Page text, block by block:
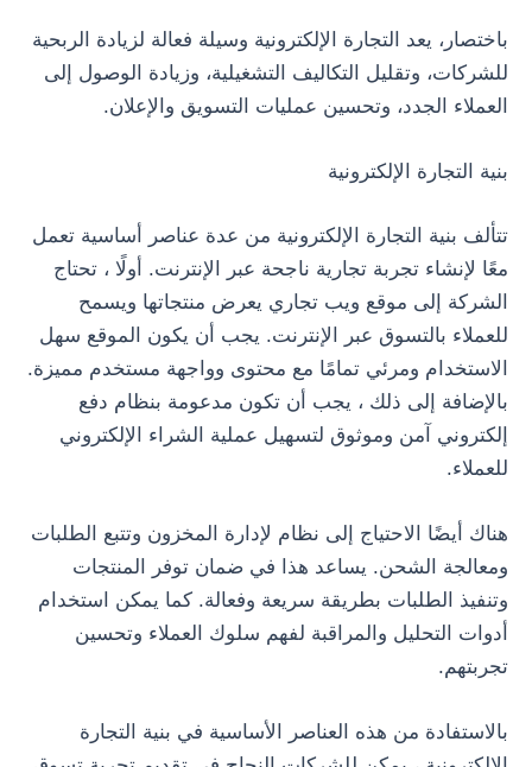
باختصار، يعد التجارة الإلكترونية وسيلة فعالة لزيادة الربحية
للشركات، وتقليل التكاليف التشغيلية، وزيادة الوصول إلى
العملاء الجدد، وتحسين عمليات التسويق والإعلان.
بنية التجارة الإلكترونية
تتألف بنية التجارة الإلكترونية من عدة عناصر أساسية تعمل
معًا لإنشاء تجربة تجارية ناجحة عبر الإنترنت. أولًا ، تحتاج
الشركة إلى موقع ويب تجاري يعرض منتجاتها ويسمح
للعملاء بالتسوق عبر الإنترنت. يجب أن يكون الموقع سهل
الاستخدام ومرئي تمامًا مع محتوى وواجهة مستخدم مميزة.
بالإضافة إلى ذلك ، يجب أن تكون مدعومة بنظام دفع
إلكتروني آمن وموثوق لتسهيل عملية الشراء الإلكتروني
للعملاء.
هناك أيضًا الاحتياج إلى نظام لإدارة المخزون وتتبع الطلبات
ومعالجة الشحن. يساعد هذا في ضمان توفر المنتجات
وتنفيذ الطلبات بطريقة سريعة وفعالة. كما يمكن استخدام
أدوات التحليل والمراقبة لفهم سلوك العملاء وتحسين
تجربتهم.
بالاستفادة من هذه العناصر الأساسية في بنية التجارة